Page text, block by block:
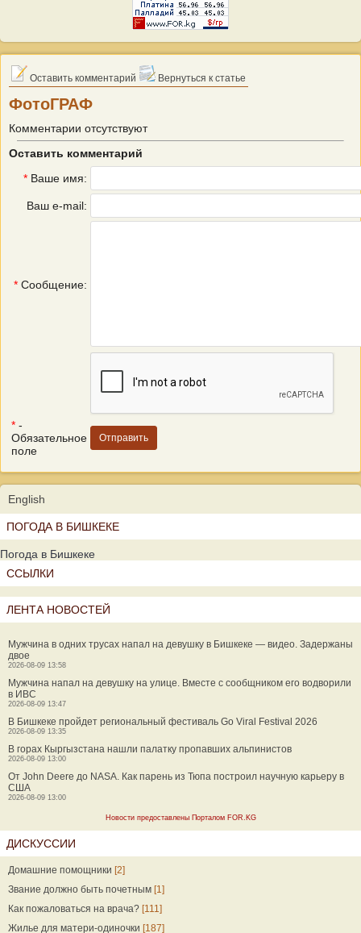
Оставить комментарий Вернуться к статье
ФотоГРАФ
Комментарии отсутствуют
Оставить комментарий
* Ваше имя:
Ваш e-mail:
* Сообщение:
* -
Обязательное
поле
English
ПОГОДА В БИШКЕКЕ
Погода в Бишкеке
ССЫЛКИ
ЛЕНТА НОВОСТЕЙ
Мужчина в одних трусах напал на девушку в Бишкеке — видео. Задержаны
двое
2026-08-09 13:58
Мужчина напал на девушку на улице. Вместе с сообщником его водворили
в ИВС
2026-08-09 13:47
В Бишкеке пройдет региональный фестиваль Go Viral Festival 2026
2026-08-09 13:35
В горах Кыргызстана нашли палатку пропавших альпинистов
2026-08-09 13:00
От John Deere до NASA. Как парень из Тюпа построил научную карьеру в
США
2026-08-09 13:00
Новости предоставлены Порталом FOR.KG
ДИСКУССИИ
Домашние помощники [2]
Звание должно быть почетным [1]
Как пожаловаться на врача? [111]
Жилье для матери-одиночки [187]